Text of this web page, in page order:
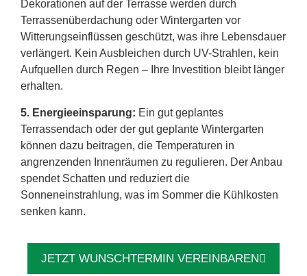
Dekorationen auf der Terrasse werden durch
Terrassenüberdachung oder Wintergarten vor
Witterungseinflüssen geschützt, was ihre Lebensdauer
verlängert. Kein Ausbleichen durch UV-Strahlen, kein
Aufquellen durch Regen – Ihre Investition bleibt länger
erhalten.
5. Energieeinsparung: Ein gut geplantes
Terrassendach oder der gut geplante Wintergarten
können dazu beitragen, die Temperaturen in
angrenzenden Innenräumen zu regulieren. Der Anbau
spendet Schatten und reduziert die
Sonneneinstrahlung, was im Sommer die Kühlkosten
senken kann.
JETZT WUNSCHTERMIN VEREINBAREN